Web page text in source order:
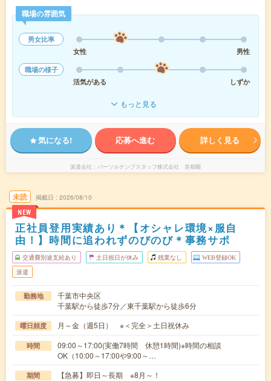
職場の雰囲気
男女比率
女性
男性
職場の様子
活気がある
しずか
もっと見る
気になる! 応募へ進む 詳しく見る
派遣会社 パーソルテンプスタッフ株式会社 首都圏
未読
NEW
掲載日 2026/08/10
正社員登用実績あり＊【オシャレ環境×服自
由！】時間に追われずのびのび＊事務サポ
交通費別途支給あり 土日祝日が休み 残業なし WEB登録OK
派遣
勤務地
千葉市中央区
千葉駅から徒歩7分／東千葉駅から徒歩6分
曜日頻度 月～金（週5日） ※＜完全＞土日祝休み
時間
09:00～17:00(実働7時間 休憩1時間)※時間の相談
OK（10:00～17:00や9:00～…
期間 【急募】即日～長期 ※8月～！